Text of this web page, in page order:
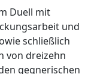
Duell mit
und
schließlich
von dreizehn
gegnerischen